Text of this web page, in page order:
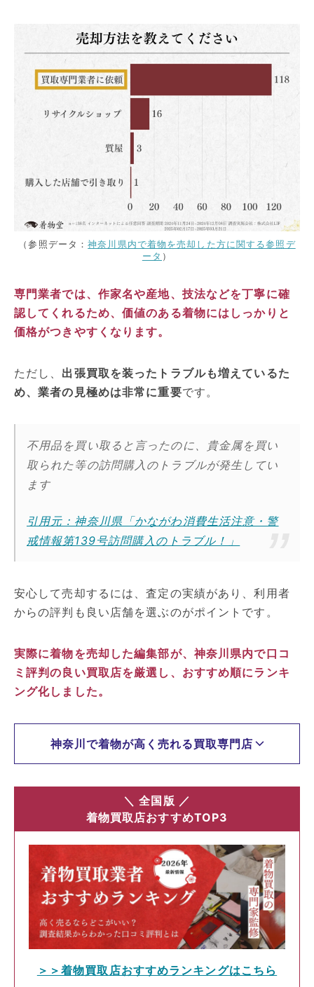
（参照データ：神奈川県内で着物を売却した方に関する参照デ
ータ ）
専門業者では、作家名や産地、技法などを丁寧に確
認してくれるため、価値のある着物にはしっかりと
価格がつきやすくなります。
ただし、 出張買取を装ったトラブルも増えているた
め、業者の見極めは非常に重要です。
不用品を買い取ると言ったのに、貴金属を買い
取られた等の訪問購入のトラブルが発生してい
ます
引用元：神奈川県「かながわ消費生活注意・警
戒情報第139号訪問購入のトラブル！」
安心して売却するには、査定の実績があり、利用者
からの評判も良い店舗を選ぶのがポイントです。
実際に着物を売却した編集部が、神奈川県内で口コ
ミ評判の良い買取店を厳選し、おすすめ順にランキ
ング化しました。
神奈川で着物が高く売れる買取専門店
＼ 全国版 ／
着物買取店おすすめTOP3
＞＞着物買取店おすすめランキングはこちら